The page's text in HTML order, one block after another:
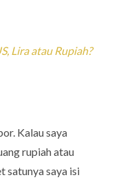
Lira atau Rupiah?
Kalau saya
rupiah atau
satunya saya isi